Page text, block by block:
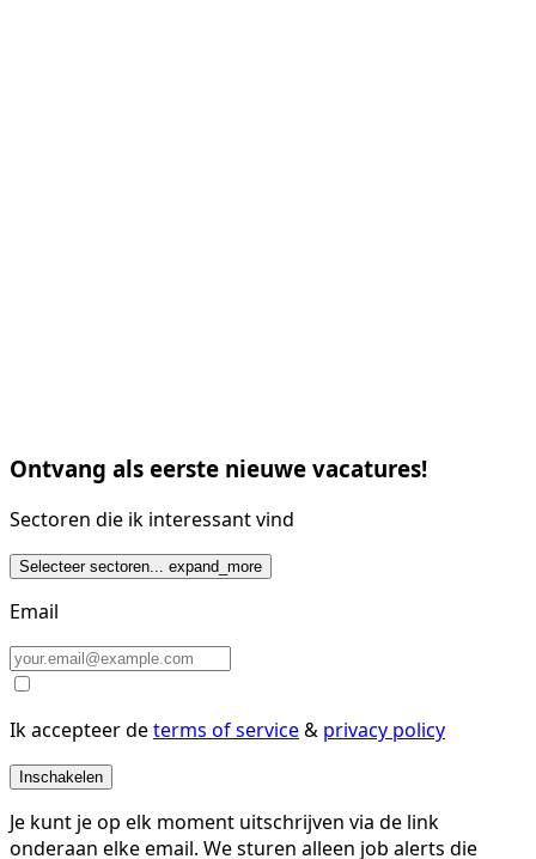
Ontvang als eerste nieuwe vacatures!
Sectoren die ik interessant vind
Selecteer sectoren... expand_more
Email
Ik accepteer determs of service& privacy policy
Inschakelen
Je kunt je op elk moment uitschrijven via de link
onderaan elke email. We sturen alleen job alerts die